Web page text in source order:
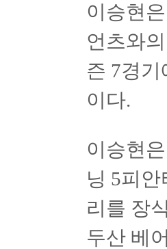
이승현
언츠와
즌 7경
이다.
이승현
닝 5피
리를 장
두산 베